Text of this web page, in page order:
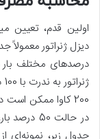
اولین قدم، تعیین
دیزل ژنراتور
درصدهای مختلف